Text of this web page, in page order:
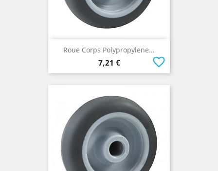
Roue Corps Polypropylene...
Prix
7,21 € favorite_border